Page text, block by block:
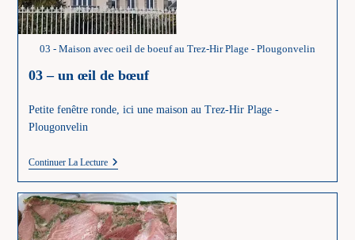
03 - Maison avec oeil de boeuf au Trez-Hir Plage - Plougonvelin
03 – un œil de bœuf
Petite fenêtre ronde, ici une maison au Trez-Hir Plage -
Plougonvelin
Continuer La Lecture03
Œil
De
Bœuf